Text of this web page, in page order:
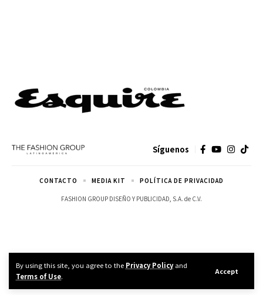
By using this site, you agree to the Privacy Policyand
Terms of Use.
Accept
Síguenos
FASHION GROUP DISEÑO Y PUBLICIDAD, S.A. de C.V.
CONTACTO MEDIA KIT POLÍTICA DE PRIVACIDAD